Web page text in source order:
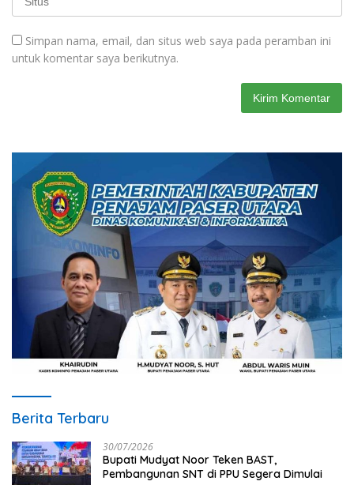
Simpan nama, email, dan situs web saya pada peramban ini
untuk komentar saya berikutnya.
Berita Terbaru
30/07/2026
Bupati Mudyat Noor Teken BAST,
Pembangunan SNT di PPU Segera Dimulai